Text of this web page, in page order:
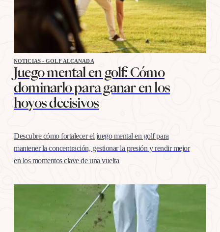
NOTICIAS - GOLF ALCANADA
Juego mental en golf: Cómo
dominarlo para ganar en los
hoyos decisivos
Descubre cómo fortalecer el juego mental en golf para
mantener la concentración, gestionar la presión y rendir mejor
en los momentos clave de una vuelta